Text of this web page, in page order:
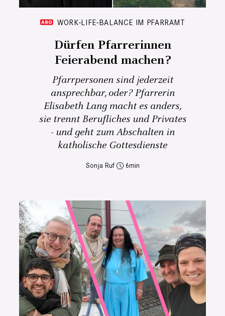
WORK-LIFE-BALANCE IM PFARRAMT
Dürfen Pfarrerinnen
Feierabend machen?
Pfarrpersonen sind jederzeit
ansprechbar, oder? Pfarrerin
Elisabeth Lang macht es anders,
sie trennt Berufliches und Privates
- und geht zum Abschalten in
katholische Gottesdienste
Sonja Ruf 6